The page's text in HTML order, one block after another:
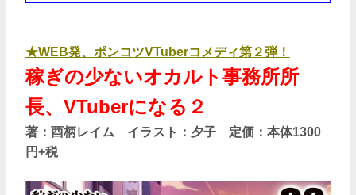
★WEB発、ポンコツVTuberコメディ第２弾！
稼ぎの少ないオカルト事務所所
長、VTuberになる２
著：酉柄レイム イラスト：夕子 定価：本体1300
円+税